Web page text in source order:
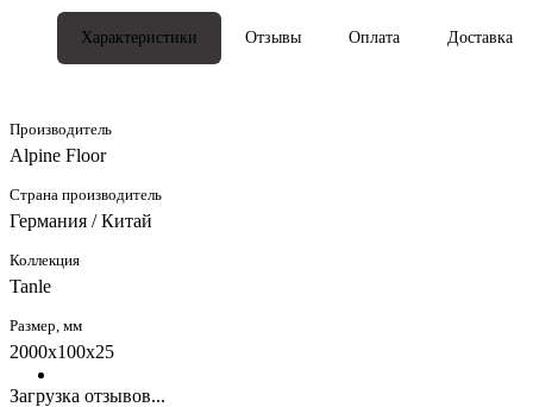
Характеристики Отзывы Оплата Доставка
Производитель
Alpine Floor
Страна производитель
Германия / Китай
Коллекция
Tanle
Размер, мм
2000х100х25
Загрузка отзывов...